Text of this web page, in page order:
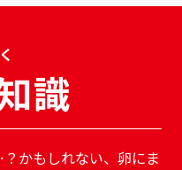
識
かもしれない、卵にま